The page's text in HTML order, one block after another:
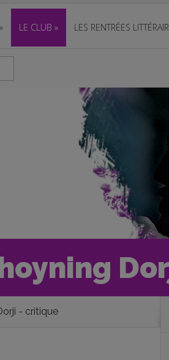
» LE CLUB » LES RENTRÉES
- critique